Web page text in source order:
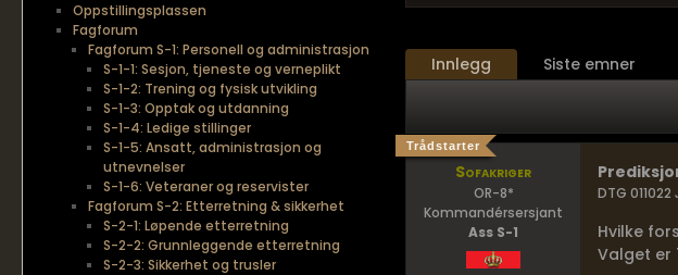
Innlegg Siste emner
Sofakriger
Trådstarter
OR-8*
Kommandérsersjant
Ass S-1
DTG 011022
Hvilke
Valget er
Oppstillingsplassen
Fagforum
Fagforum S-1: Personell og administrasjon
S-1-1: Sesjon, tjeneste og verneplikt
S-1-2: Trening og fysisk utvikling
S-1-3: Opptak og utdanning
S-1-4: Ledige stillinger
S-1-5: Ansatt, administrasjon og
utnevnelser
S-1-6: Veteraner og reservister
Fagforum S-2: Etterretning & sikkerhet
S-2-1: Løpende etterretning
S-2-2: Grunnleggende etterretning
S-2-3: Sikkerhet og trusler